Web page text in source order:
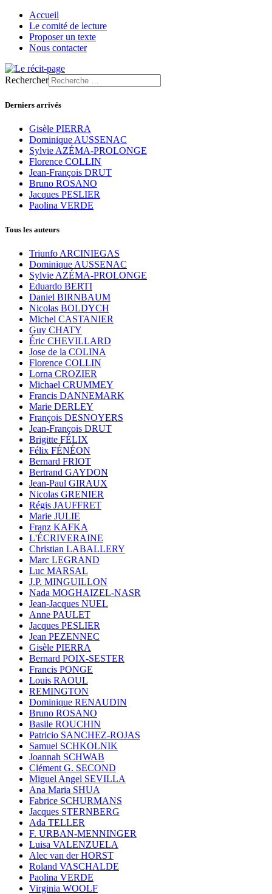
Accueil
Le comité de lecture
Proposer un texte
Nous contacter
Rechercher
Derniers arrivés
Gisèle PIERRA
Dominique AUSSENAC
Sylvie AZÉMA-PROLONGE
Florence COLLIN
Jean-François DRUT
Bruno ROSANO
Jacques PESLIER
Paolina VERDE
Tous les auteurs
Triunfo ARCINIEGAS
Dominique AUSSENAC
Sylvie AZÉMA-PROLONGE
Eduardo BERTI
Daniel BIRNBAUM
Nicolas BOLDYCH
Michel CASTANIER
Guy CHATY
Éric CHEVILLARD
Jose de la COLINA
Florence COLLIN
Lorna CROZIER
Michael CRUMMEY
Francis DANNEMARK
Marie DERLEY
François DESNOYERS
Jean-François DRUT
Brigitte FÉLIX
Félix FÉNÉON
Bernard FRIOT
Bertrand GAYDON
Jean-Paul GIRAUX
Nicolas GRENIER
Régis JAUFFRET
Marie JULIE
Franz KAFKA
L'ÉCRIVERAINE
Christian LABALLERY
Marc LEGRAND
Luc MARSAL
J.P. MINGUILLON
Nada MOGHAIZEL-NASR
Jean-Jacques NUEL
Anne PAULET
Jacques PESLIER
Jean PEZENNEC
Gisèle PIERRA
Bernard POIX-SESTER
Francis PONGE
Louis RAOUL
REMINGTON
Dominique RENAUDIN
Bruno ROSANO
Basile ROUCHIN
Patricio SANCHEZ-ROJAS
Samuel SCHKOLNIK
Joannah SCHWAB
Clément G. SECOND
Miguel Angel SEVILLA
Ana Maria SHUA
Fabrice SCHURMANS
Jacques STERNBERG
Ada TELLER
F. URBAN-MENNINGER
Luisa VALENZUELA
Alec van der HORST
Roland VASCHALDE
Paolina VERDE
Virginia WOOLF